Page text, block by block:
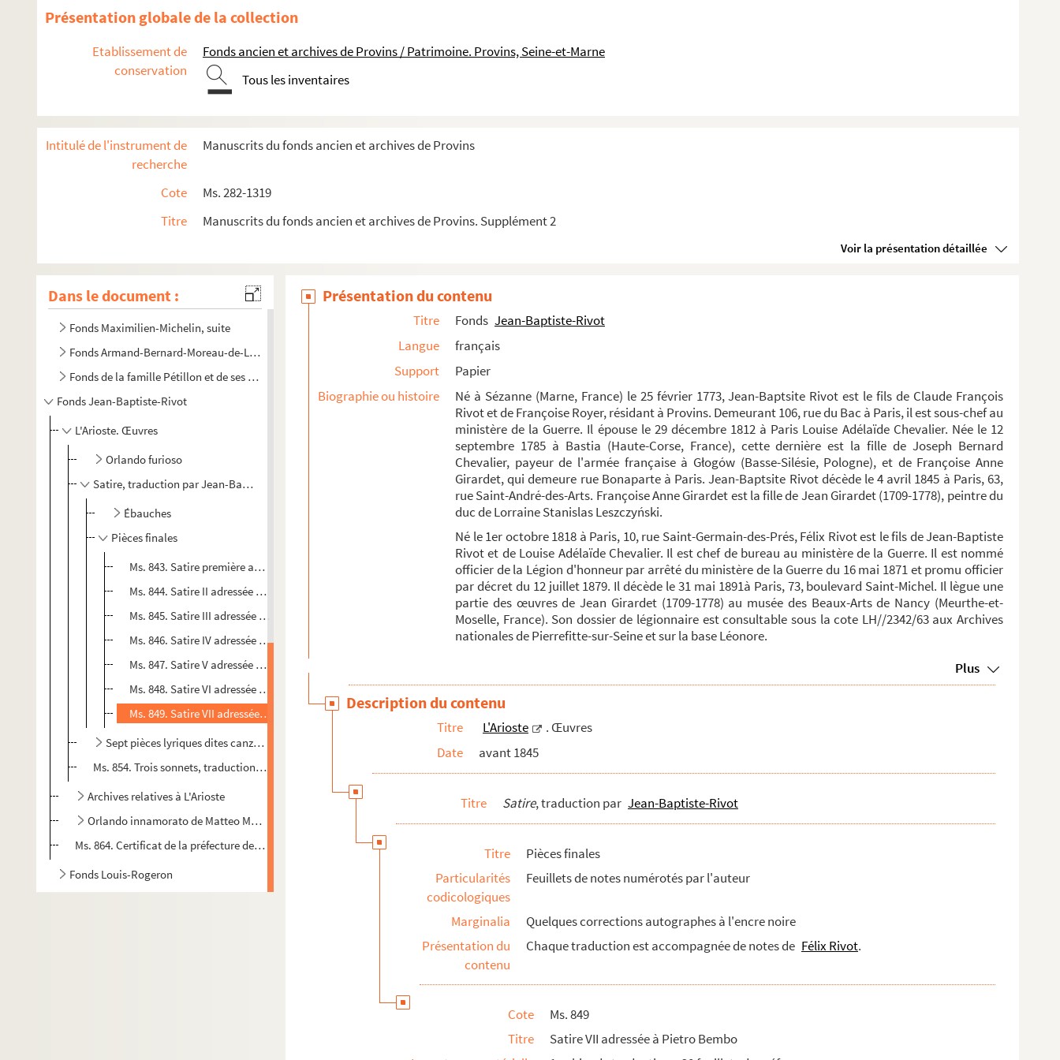
Présentation globale de la collection
Etablissement de
conservation
Fonds ancien et archives de Provins / Patrimoine. Provins, Seine-et-Marne
Tous les inventaires
Intitulé de l'instrument de
recherche
Manuscrits du fonds ancien et archives de Provins
Cote
Ms. 282-1319
Titre
Manuscrits du fonds ancien et archives de Provins. Supplément 2
Voir la présentation détaillée
Dans le document :
Ms. 530. Recueil de droit civil
Ms. 542. Phisica seu Naturae studium
Ms. 813. Cahier d'écolier d'histoire de France
Fonds François-Thomas-Marie-de-Baculard-d'Arnaud
Fonds Félix-Bourquelot, suite
Fonds Charles-Jean-Duduit-de-Maizières
Fonds Pierre-Lebrun
Fonds Émile Lefèvre : notes et articles sur Provins
Fonds Maximilien-Michelin, suite
Fonds Armand-Bernard-Moreau-de-La Rochette
Fonds de la famille Pétillon et de ses alliés
Fonds Jean-Baptiste-Rivot
L'Arioste. Œuvres
Orlando furioso
Satire, traduction par Jean-Baptiste-Rivot
Ébauches
Pièces finales
Ms. 843. Satire première adressée à Annibal Malaguzzi
Ms. 844. Satire II adressée à Alexandre Arioste, son frère, et à Louis Bagne
Ms. 845. Satire III adressée à son frère Palasso
Ms. 846. Satire IV adressée à Annibal Malaguzzi
Ms. 847. Satire V adressée à Sigismond Malaguzzi
Ms. 848. Satire VI adressée à Bonaventura Pistofilo
Ms. 849. Satire VII adressée à Pietro Bembo
Sept pièces lyriques dites canzoni, traduction par Jean-Baptiste-Rivot
Ms. 854. Trois sonnets, traduction par Jean-Baptiste-Rivot
Archives relatives à L'Arioste
Orlando innamorato de Matteo Maria Boiardo, traduction par Jean-Baptiste-Rivot
Ms. 864. Certificat de la préfecture de l'Ain constatant que Pierre Belly a satisfait à la loi sur le recrute...
Fonds Louis-Rogeron
Présentation du contenu
Titre Fonds Jean-Baptiste-Rivot
Langue
français
Support
Papier
Biographie ou histoire
Né à Sézanne (Marne, France) le 25 février 1773, Jean-Baptsite Rivot est le fils de Claude François
Rivot et de Françoise Royer, résidant à Provins. Demeurant 106, rue du Bac à Paris, il est sous-chef au
ministère de la Guerre. Il épouse le 29 décembre 1812 à Paris Louise Adélaïde Chevalier. Née le 12
septembre 1785 à Bastia (Haute-Corse, France), cette dernière est la fille de Joseph Bernard
Chevalier, payeur de l'armée française à Głogów (Basse-Silésie, Pologne), et de Françoise Anne
Girardet, qui demeure rue Bonaparte à Paris. Jean-Baptsite Rivot décède le 4 avril 1845 à Paris, 63,
rue Saint-André-des-Arts. Françoise Anne Girardet est la fille de Jean Girardet (1709-1778), peintre du
duc de Lorraine Stanislas Leszczyński.
Né le 1er octobre 1818 à Paris, 10, rue Saint-Germain-des-Prés, Félix Rivot est le fils de Jean-Baptiste
Rivot et de Louise Adélaïde Chevalier. Il est chef de bureau au ministère de la Guerre. Il est nommé
officier de la Légion d'honneur par arrêté du ministère de la Guerre du 16 mai 1871 et promu officier
par décret du 12 juillet 1879. Il décède le 31 mai 1891à Paris, 73, boulevard Saint-Michel. Il lègue une
partie des œuvres de Jean Girardet (1709-1778) au musée des Beaux-Arts de Nancy (Meurthe-et-
Moselle, France). Son dossier de légionnaire est consultable sous la cote LH//2342/63 aux Archives
nationales de Pierrefitte-sur-Seine et sur la base Léonore.
Plus
Description du contenu
Titre L'Arioste
. Œuvres
Date
avant 1845
Titre Satire, traduction par Jean-Baptiste-Rivot
Titre
Pièces finales
Particularités
codicologiques
Feuillets de notes numérotés par l'auteur
Marginalia
Quelques corrections autographes à l'encre noire
Présentation du
contenu
Chaque traduction est accompagnée de notes de Félix Rivot.
Cote
Ms. 849
Titre
Satire VII adressée à Pietro Bembo